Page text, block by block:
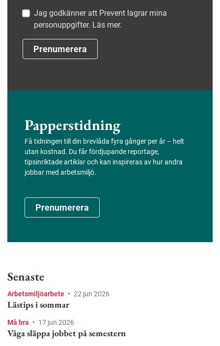
Jag godkänner att Prevent lagrar mina
personuppgifter. Läs mer.
Prenumerera
Papperstidning
Få tidningen till din brevlåda fyra gånger per år – helt
utan kostnad. Du får fördjupande reportage,
tipsinriktade artiklar och kan inspireras av hur andra
jobbar med arbetsmiljö.
Prenumerera
Senaste
Arbetsmiljöarbete • 22 jun 2026
Lästips i sommar
Må bra • 17 jun 2026
Våga släppa jobbet på semestern